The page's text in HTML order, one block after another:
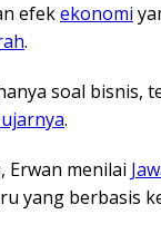
efekekonomi
.
soal bisnis,
ujarnya.
Erwan menilai
yang berbasis